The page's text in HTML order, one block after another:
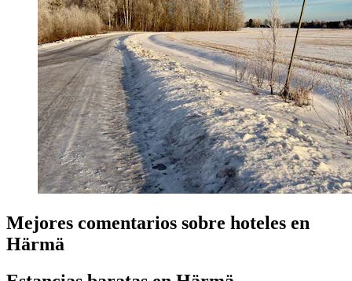
Mejores comentarios sobre hoteles en
Härmä